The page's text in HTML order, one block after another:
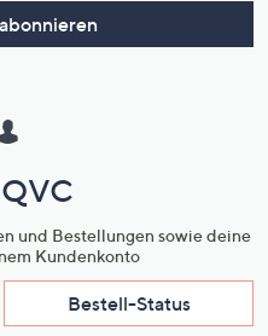
und Bestellungen sowie deine
Kundenkonto
Bestell-Status